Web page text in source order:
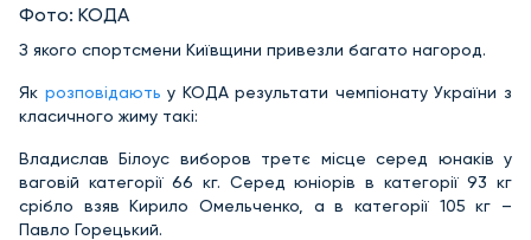
Фото: КОДА
З якого спортсмени Київщини привезли багато нагород.
Як розповідають у КОДА результати чемпіонату України з
класичного жиму такі:
Владислав Білоус виборов третє місце серед юнаків у
ваговій категорії 66 кг. Серед юніорів в категорії 93 кг
срібло взяв Кирило Омельченко, а в категорії 105 кг –
Павло Горецький.